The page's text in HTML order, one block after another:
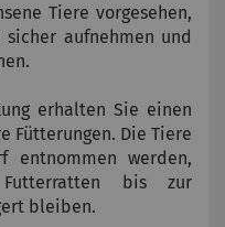
Tiere vorgesehen,
aufnehmen und
erhalten Sie einen
Fütterungen. Die Tiere
entnommen werden,
bis zur
bleiben.